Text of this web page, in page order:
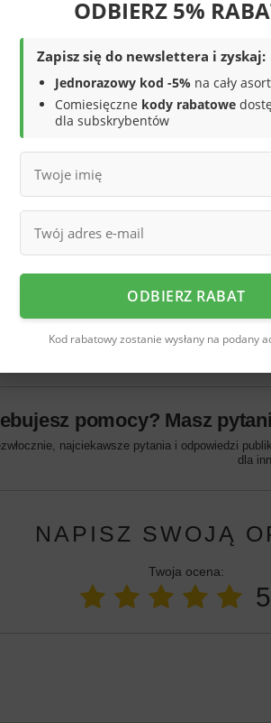
białym kolorze to
wygodę jak również piękny
ze skóry ekologicznej
co sprawia, że doskonale
warstwa obuwia dla
na zabrudzenia, trwałość i
z bieżnikiem wykonaną z
z dbałością o
na wysokim poziomie.
obuwia do stopy, co
podeszwa sprawia że
do codziennego użytku,
element Twojej
jak i bardziej formalne
buty sportowe z ekoskóry
wszystko w korzystnej cenie.
pomocy? Masz
najciekawsze pytania i odpowiedzi
dla
NAPISZ SWOJĄ
Twoja ocena:
ODBIERZ 5%
Zapisz się do newslettera i zyskaj:
Jednorazowy kod -5% na cały
Comiesięczne kody rabatowe
dla subskrybentów
ODBIERZ RABAT
Kod rabatowy zostanie wysłany na podany